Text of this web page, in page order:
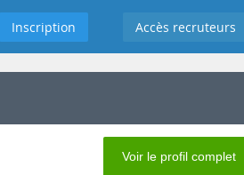
Inscription Accès recruteurs
Voir le profil complet